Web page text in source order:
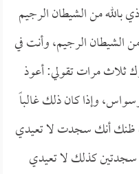
من الشيطان الرجيم
الشيطان الرجيم، وأنت في
ثلاث مرات تقولي: أعوذ
وإذا كان ذلك غالباً
ظنك أنك سجدت لا تعيدي
كذلك لا تعيدي